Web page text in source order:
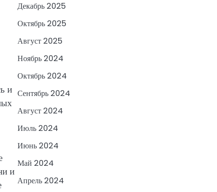
и
и
Декабрь 2025
Октябрь 2025
Август 2025
Ноябрь 2024
Октябрь 2024
Сентябрь 2024
Август 2024
Июль 2024
Июнь 2024
Май 2024
Апрель 2024